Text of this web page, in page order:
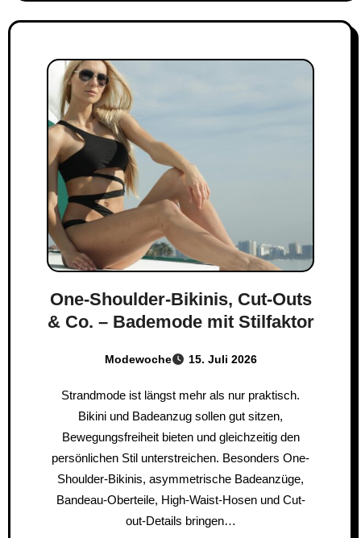
One-Shoulder-Bikinis, Cut-Outs
& Co. – Bademode mit Stilfaktor
Modewoche 15. Juli 2026
Strandmode ist längst mehr als nur praktisch.
Bikini und Badeanzug sollen gut sitzen,
Bewegungsfreiheit bieten und gleichzeitig den
persönlichen Stil unterstreichen. Besonders One-
Shoulder-Bikinis, asymmetrische Badeanzüge,
Bandeau-Oberteile, High-Waist-Hosen und Cut-
out-Details bringen…